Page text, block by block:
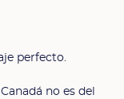
perfecto.
no es del